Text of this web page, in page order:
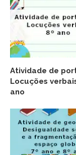
Atividade de
Locuções
ano